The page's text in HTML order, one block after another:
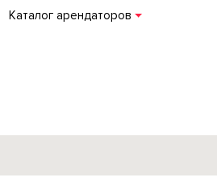
Каталог арендаторов